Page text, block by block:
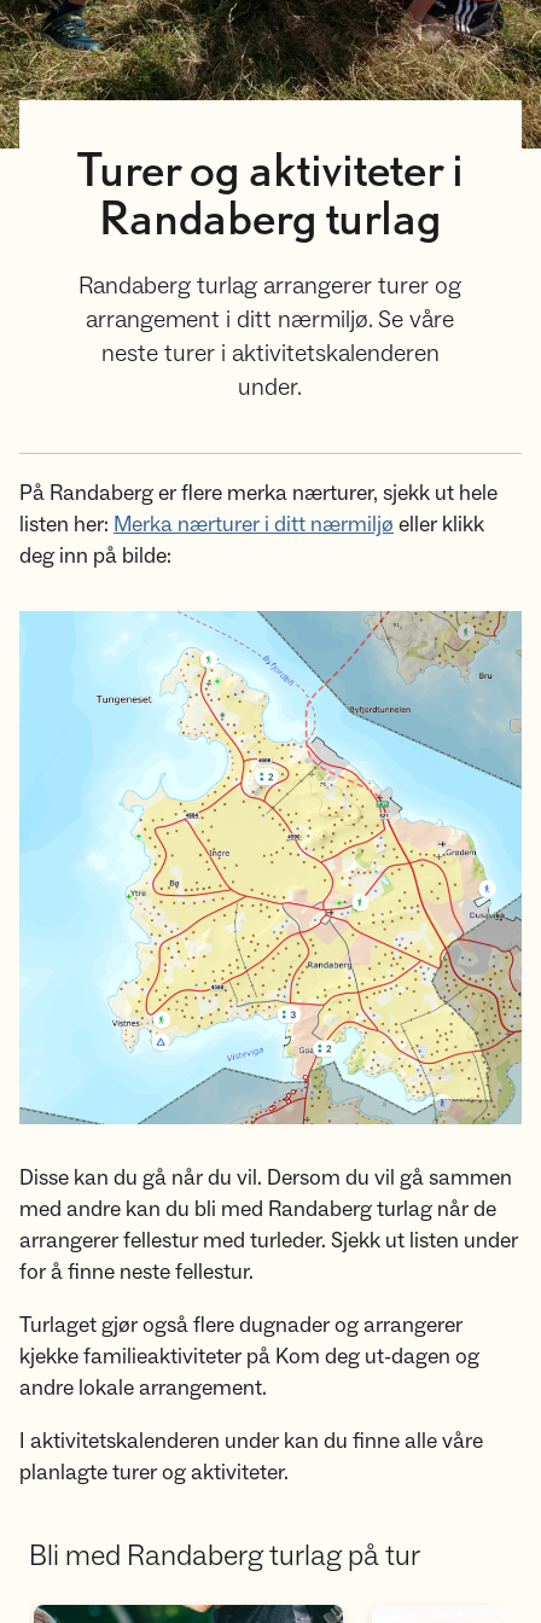
Turer og aktiviteter i
Randaberg turlag
Randaberg turlag arrangerer turer og
arrangement i ditt nærmiljø. Se våre
neste turer i aktivitetskalenderen
under.
På Randaberg er flere merka nærturer, sjekk ut hele
listen her: Merka nærturer i ditt nærmiljø eller klikk
deg inn på bilde:
Disse kan du gå når du vil. Dersom du vil gå sammen
med andre kan du bli med Randaberg turlag når de
arrangerer fellestur med turleder. Sjekk ut listen under
for å finne neste fellestur.
Turlaget gjør også flere dugnader og arrangerer
kjekke familieaktiviteter på Kom deg ut-dagen og
andre lokale arrangement.
I aktivitetskalenderen under kan du finne alle våre
planlagte turer og aktiviteter.
Bli med Randaberg turlag på tur